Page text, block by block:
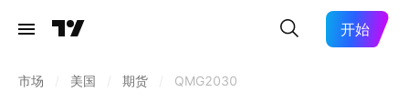
开始
市场 美国 期货 QMG2030